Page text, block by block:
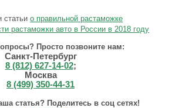
статьи о правильной растаможке
растаможки авто в России в 2018 году
Просто позвоните нам:
Санкт-Петербург
8 (812) 627-14-02;
Москва
8 (499) 350-44-31
статья? Поделитесь в соц сетях!